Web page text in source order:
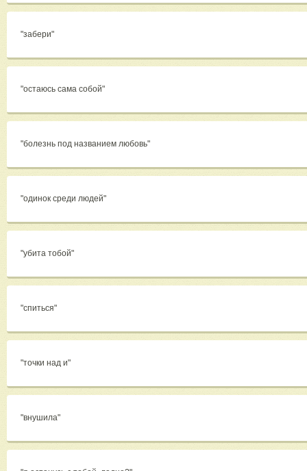
"забери"
"остаюсь сама собой"
"болезнь под названием любовь"
"одинок среди людей"
"убита тобой"
"спиться"
"точки над и"
"внушила"